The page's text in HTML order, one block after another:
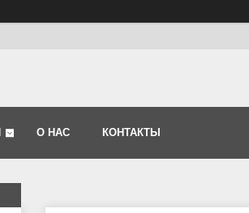
О НАС КОНТАКТЫ